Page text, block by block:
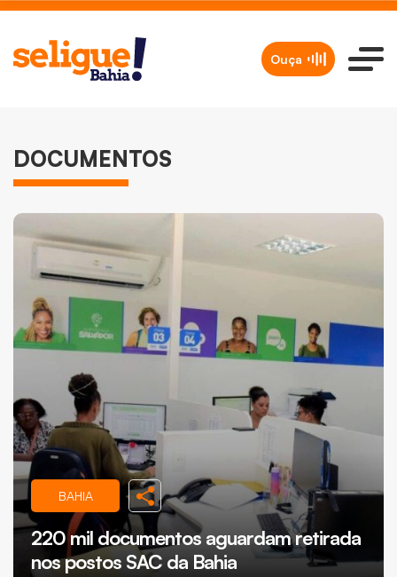
Ouça
DOCUMENTOS
BAHIA
220 mil documentos aguardam retirada
nos postos SAC da Bahia